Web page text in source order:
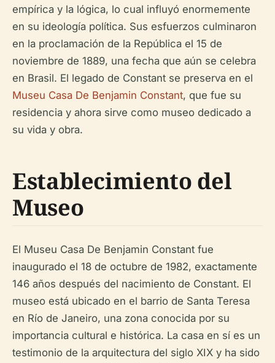
empírica y la lógica, lo cual influyó enormemente
en su ideología política. Sus esfuerzos culminaron
en la proclamación de la República el 15 de
noviembre de 1889, una fecha que aún se celebra
en Brasil. El legado de Constant se preserva en el
Museu Casa De Benjamin Constant, que fue su
residencia y ahora sirve como museo dedicado a
su vida y obra.
Establecimiento del
Museo
El Museu Casa De Benjamin Constant fue
inaugurado el 18 de octubre de 1982, exactamente
146 años después del nacimiento de Constant. El
museo está ubicado en el barrio de Santa Teresa
en Río de Janeiro, una zona conocida por su
importancia cultural e histórica. La casa en sí es un
testimonio de la arquitectura del siglo XIX y ha sido